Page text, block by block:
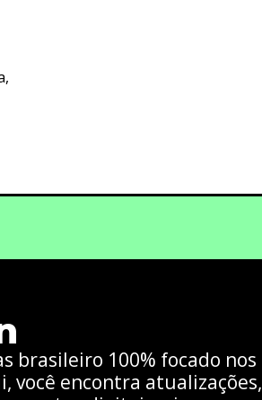
brasileiro 100% focado nos
você encontra atualizações,